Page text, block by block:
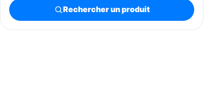
Rechercher un produit